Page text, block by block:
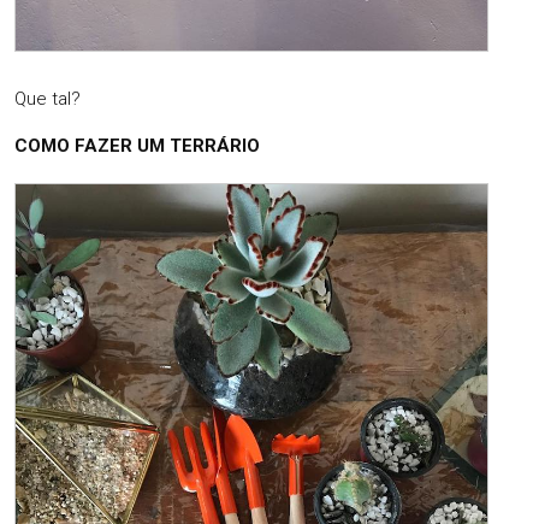
Que tal?
COMO FAZER UM TERRÁRIO